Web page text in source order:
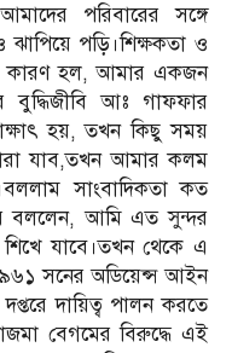
পরিবারের সঙ্গে
পড়ি।শিক্ষকতা ও
কারণ হল, আমার একজন
বুদ্ধিজীবি আঃ গাফফার
হয়, তখন কিছু সময়
যাব,তখন আমার কলম
সাংবাদিকতা কত
বললেন, আমি এত সুন্দর
শিখে যাবে।তখন থেকে এ
সনের অডিয়েন্স আইন
দায়িত্ব পালন করতে
বেগমের বিরুদ্ধে এই